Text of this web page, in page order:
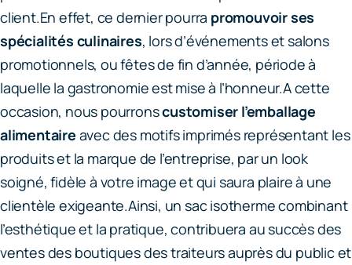
client.En effet, ce dernier pourra promouvoir ses
spécialités culinaires, lors d’événements et salons
promotionnels, ou fêtes de fin d’année, période à
laquelle la gastronomie est mise à l’honneur.A cette
occasion, nous pourronscustomiser l’emballage
alimentaire avec des motifs imprimés représentant les
produits et la marque de l’entreprise, par un look
soigné, fidèle à votre image et qui saura plaire à une
clientèle exigeante.Ainsi, un sac isotherme combinant
l’esthétique et la pratique, contribuera au succès des
ventes des boutiques des traiteurs auprès du public et